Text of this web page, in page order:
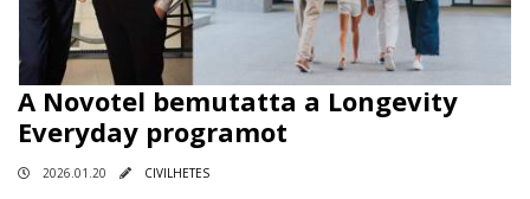
A Novotel bemutatta a Longevity
Everyday programot
2026.01.20 CIVILHETES